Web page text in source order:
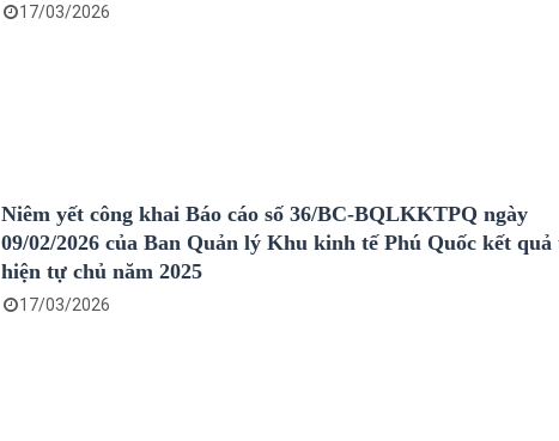
17/03/2026
Niêm yết công khai Báo cáo số 36/BC-BQLKKTPQ ngày
09/02/2026 của Ban Quản lý Khu kinh tế Phú Quốc kết quả
hiện tự chủ năm 2025
17/03/2026